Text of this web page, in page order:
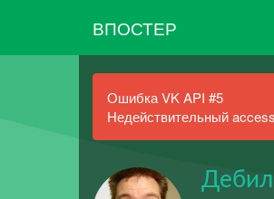
ВПОСТЕР
Ошибка VK API #5
Недействительный